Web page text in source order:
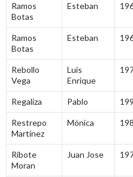
Ramos
Botas
Esteban
Ramos
Botas
Esteban
Rebollo
Vega
Luis
Enrique
Regaliza Pablo
Restrepo
Martínez
Mónica
Ribote
Moran
Juan Jose